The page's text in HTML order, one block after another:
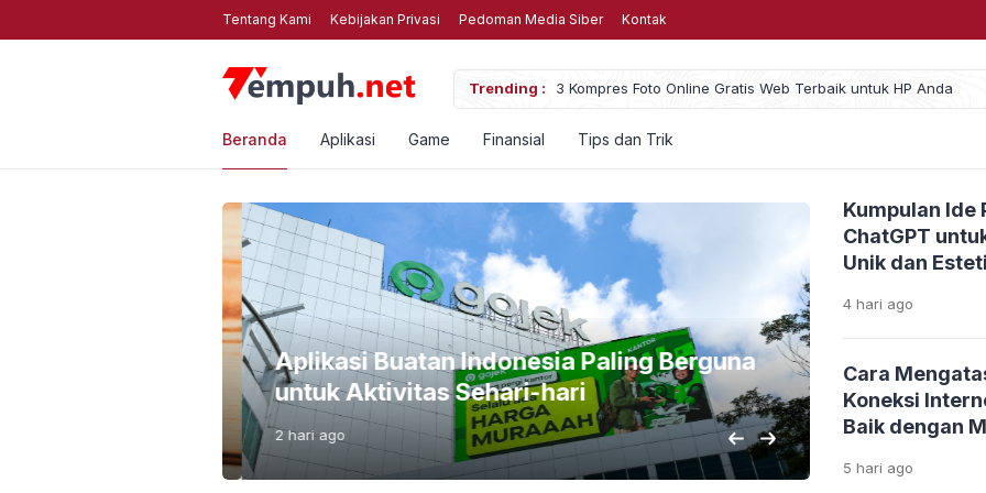
Tentang Kami Kebijakan Privasi Pedoman Media Siber Kontak
Trending :
3 Kompres Foto Online Gratis Web Terbaik untuk HP Anda Menghabiskan Uang untuk
Beranda Aplikasi Game Finansial Tips dan Trik
Aplikasi Buatan Indonesia Paling Berguna
untuk Aktivitas Sehari-hari
2 hariago
Dimainkan
3 hari ago
Kumpulan Ide
ChatGPT
Unik dan
4 hari ago
Cara
Koneksi
Baik dengan
5 hari ago